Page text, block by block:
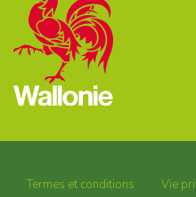
Termes et conditions Vie